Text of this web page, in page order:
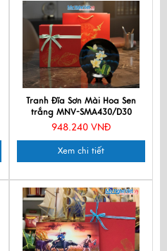
Tranh Đĩa Sơn Mài Hoa Sen
trắng MNV-SMA430/D30
948.240 VNĐ
Xem chi tiết